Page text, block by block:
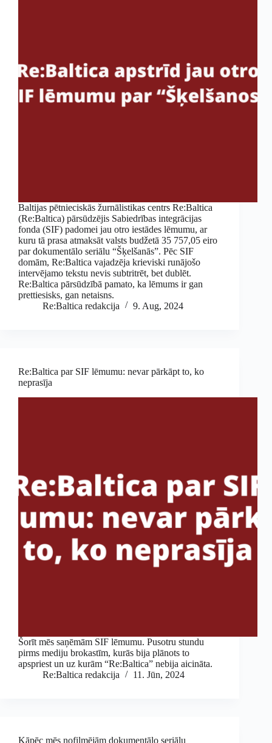
Baltijas pētnieciskās žurnālistikas centrs Re:Baltica
(Re:Baltica) pārsūdzējis Sabiedrības integrācijas
fonda (SIF) padomei jau otro iestādes lēmumu, ar
kuru tā prasa atmaksāt valsts budžetā 35 757,05 eiro
par dokumentālo seriālu “Šķelšanās”. Pēc SIF
domām, Re:Baltica vajadzēja krieviski runājošo
intervējamo tekstu nevis subtritrēt, bet dublēt.
Re:Baltica pārsūdzībā pamato, ka lēmums ir gan
prettiesisks, gan netaisns.
Re:Baltica redakcija
9. Aug, 2024
Re:Baltica par SIF lēmumu: nevar pārkāpt to, ko
neprasīja
Šorīt mēs saņēmām SIF lēmumu. Pusotru stundu
pirms mediju brokastīm, kurās bija plānots to
apspriest un uz kurām “Re:Baltica” nebija aicināta.
Re:Baltica redakcija
11. Jūn, 2024
Kāpēc mēs nofilmējām dokumentālo seriālu